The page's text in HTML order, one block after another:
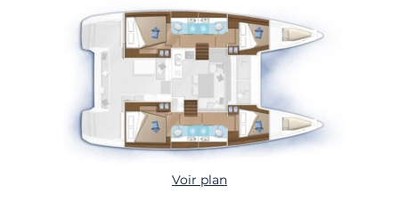
Voir plan